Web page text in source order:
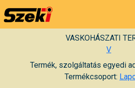
VASKOHÁSZATI
V
Termék, szolgáltatás egyedi
Termékcsoport: